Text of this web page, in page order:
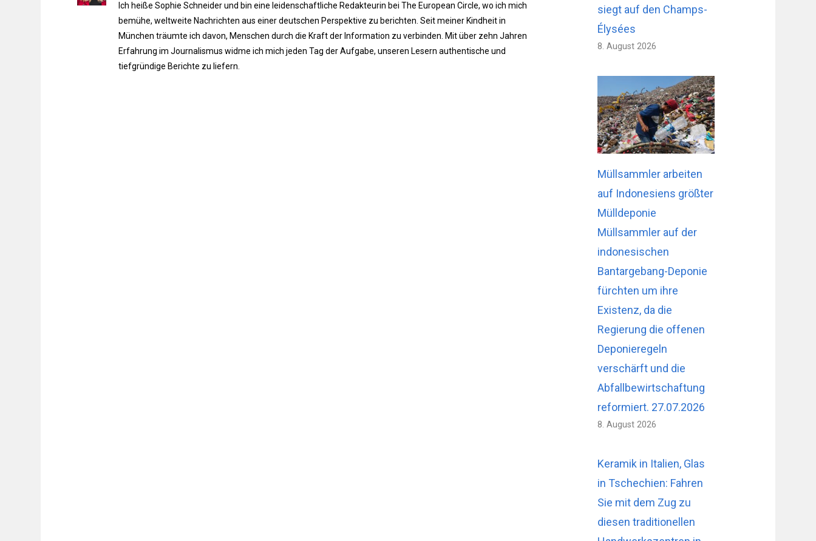
Ich heiße Sophie Schneider und bin eine leidenschaftliche Redakteurin bei The European Circle, wo ich mich
bemühe, weltweite Nachrichten aus einer deutschen Perspektive zu berichten. Seit meiner Kindheit in
München träumte ich davon, Menschen durch die Kraft der Information zu verbinden. Mit über zehn Jahren
Erfahrung im Journalismus widme ich mich jeden Tag der Aufgabe, unseren Lesern authentische und
tiefgründige Berichte zu liefern.
siegt auf den Champs-
Élysées
8. August 2026
Müllsammler arbeiten
auf Indonesiens größter
Mülldeponie
Müllsammler auf der
indonesischen
Bantargebang-Deponie
fürchten um ihre
Existenz, da die
Regierung die offenen
Deponieregeln
verschärft und die
Abfallbewirtschaftung
reformiert. 27.07.2026
8. August 2026
Keramik in Italien, Glas
in Tschechien: Fahren
Sie mit dem Zug zu
diesen traditionellen